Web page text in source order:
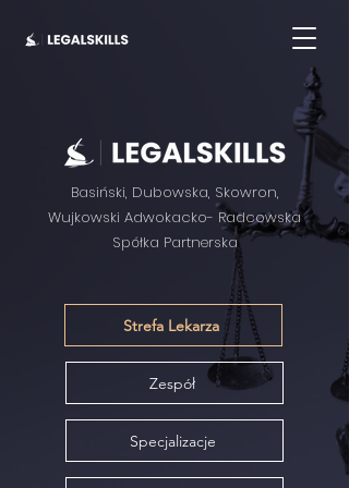
Basiński, Dubowska, Skowron,
Wujkowski Adwokacko- Radcowska
Spółka Partnerska
Strefa Lekarza
Zespół
Specjalizacje